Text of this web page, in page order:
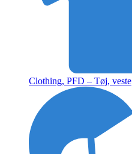
Clothing, PFD – Tøj, veste